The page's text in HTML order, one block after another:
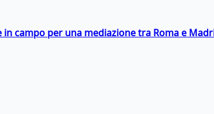
campo per una mediazione tra Roma e